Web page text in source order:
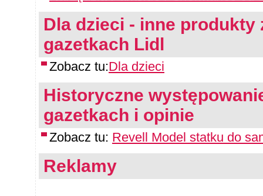
Dla dzieci - inne produkty
gazetkach Lidl
Zobacz tu:Dla dzieci
Historyczne
gazetkach i opinie
Zobacz tu: Revell Model statku do
Reklamy